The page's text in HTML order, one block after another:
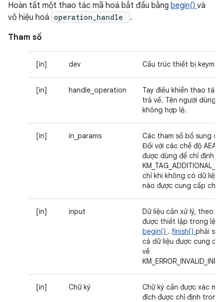
Hoàn tất một thao tác mã hoá bắt đầu bằng begin() và
vô hiệu hoá operation_handle
.
Tham số
[in] dev Cấu trúc thiết bị
[in] handle_operation
Tay điều khiển thao tác
trả về. Tên người dùng
không hợp lệ.
[in] in_params
Các tham số bổ sung
Đối với các chế độ
được dùng để chỉ định
chỉ khi không có dữ liệu
nào được cung cấp cho
[in] input
Dữ liệu cần xử lý, theo
được thiết lập trong
begin() . finish() phải sử
cả dữ liệu được cung
về
[in] Chữ ký
Chữ ký cần được xác
đích được chỉ định trong